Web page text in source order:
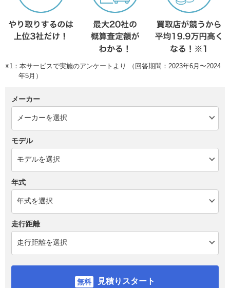
※1：本サービスで実施のアンケートより （回答期間：2023年6月〜2024
年5月）
メーカー
モデル
年式
走行距離
見積りスタート